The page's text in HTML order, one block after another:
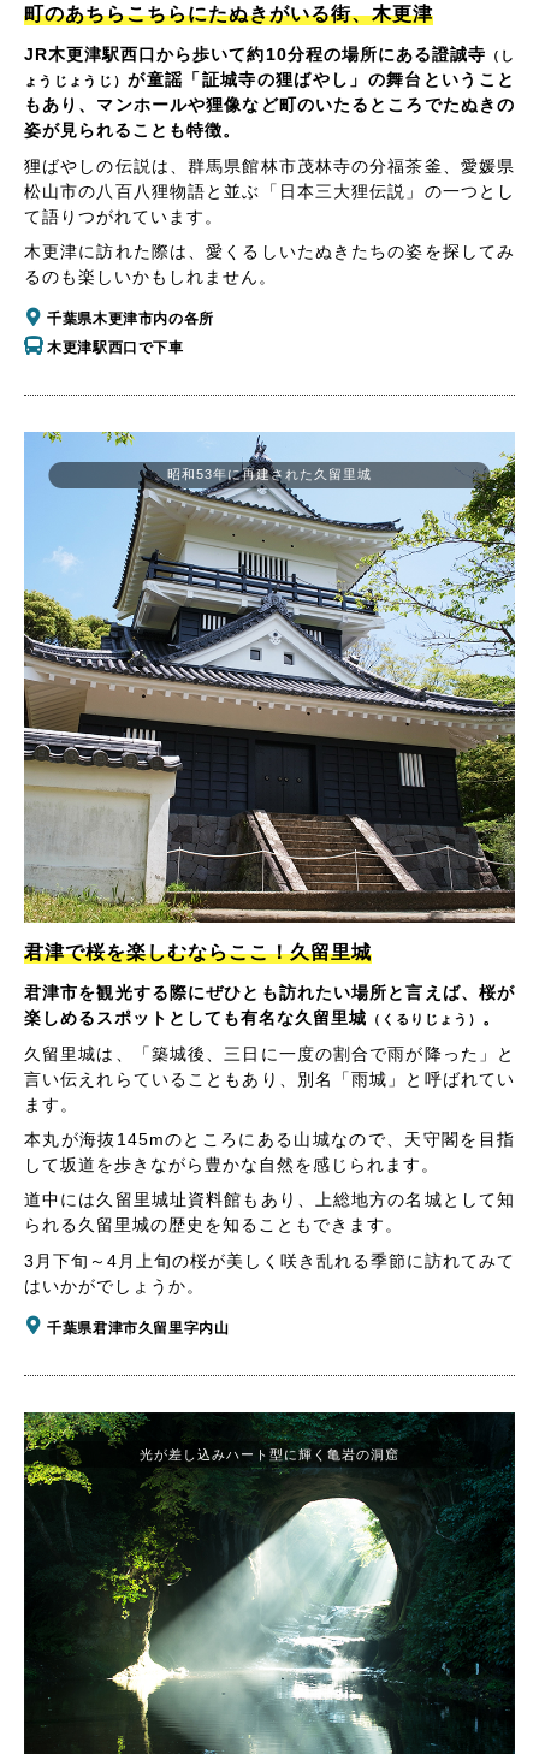
町のあちらこちらにたぬきがいる街、木更津
JR木更津駅西口から歩いて約10分程の場所にある證誠寺 （し
ょうじょうじ）が童謡「証城寺の狸ばやし」の舞台ということ
もあり、マンホールや狸像など町のいたるところでたぬきの
姿が見られることも特徴。
狸ばやしの伝説は、群馬県館林市茂林寺の分福茶釜、愛媛県
松山市の八百八狸物語と並ぶ「日本三大狸伝説」の一つとし
て語りつがれています。
木更津に訪れた際は、愛くるしいたぬきたちの姿を探してみ
るのも楽しいかもしれません。
千葉県木更津市内の各所
木更津駅西口で下車
君津で桜を楽しむならここ！久留里城
君津市を観光する際にぜひとも訪れたい場所と言えば、桜が
楽しめるスポットとしても有名な久留里城 （くるりじょう） 。
久留里城は、「築城後、三日に一度の割合で雨が降った」と
言い伝えれらていることもあり、別名「雨城」と呼ばれてい
ます。
本丸が海抜145mのところにある山城なので、天守閣を目指
して坂道を歩きながら豊かな自然を感じられます。
道中には久留里城址資料館もあり、上総地方の名城として知
られる久留里城の歴史を知ることもできます。
3月下旬～4月上旬の桜が美しく咲き乱れる季節に訪れてみて
はいかがでしょうか。
千葉県君津市久留里字内山
昭和53年に再建された久留里城
光が差し込みハート型に輝く亀岩の洞窟